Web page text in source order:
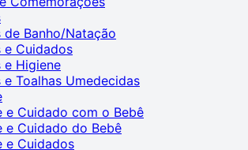
de Banho/Natação
e Cuidados
e Higiene
e Toalhas Umedecidas
e Cuidado com o Bebê
e Cuidado do Bebê
e Cuidados